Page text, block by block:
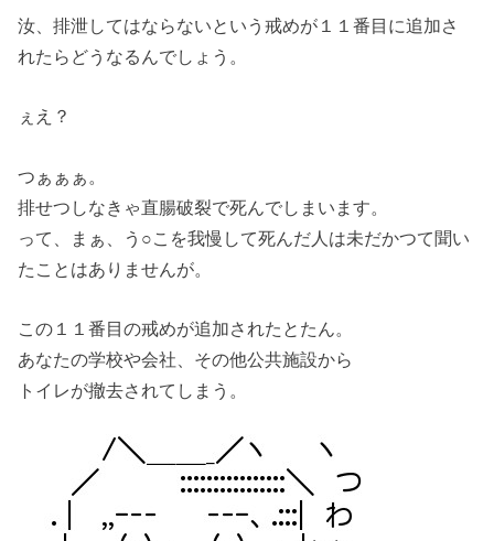
汝、排泄してはならないという戒めが１１番目に追加さ
れたらどうなるんでしょう。
ぇえ？
つぁぁぁ。
排せつしなきゃ直腸破裂で死んでしまいます。
って、まぁ、う○こを我慢して死んだ人は未だかつて聞い
たことはありませんが。
この１１番目の戒めが追加されたとたん。
あなたの学校や会社、その他公共施設から
トイレが撤去されてしまう。